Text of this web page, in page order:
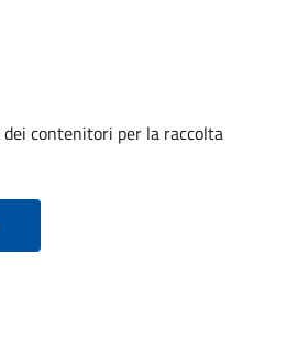
contenitori per la raccolta